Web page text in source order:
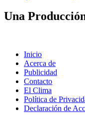
Una
Inicio
Acerca de
Publicidad
Contacto
El Clima
Política de
Declaración de